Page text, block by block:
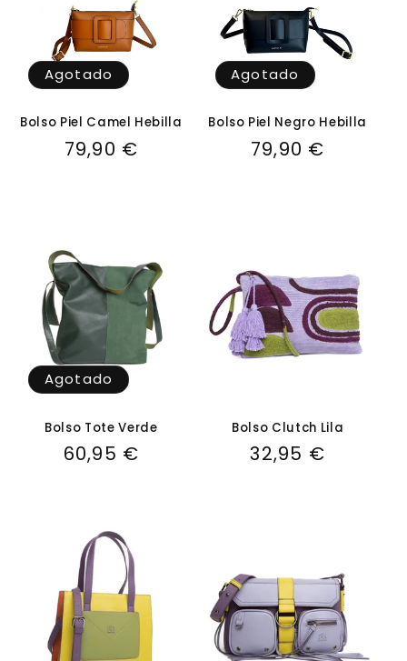
Agotado
Bolso Piel Camel Hebilla
Precio
79,90 €
Agotado
Bolso Piel Negro Hebilla
Precio
79,90 €
Agotado
Bolso Tote Verde
Precio
60,95 €
Bolso Clutch Lila
Precio
32,95 €